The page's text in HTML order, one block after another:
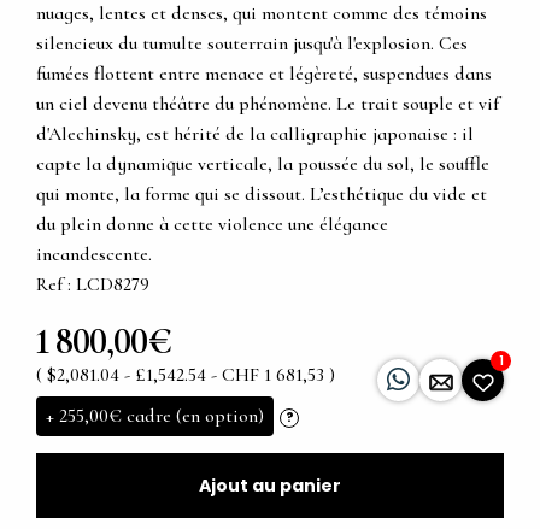
nuages, lentes et denses, qui montent comme des témoins
silencieux du tumulte souterrain jusqu'à l'explosion. Ces
fumées flottent entre menace et légèreté, suspendues dans
un ciel devenu théâtre du phénomène. Le trait souple et vif
d'Alechinsky, est hérité de la calligraphie japonaise : il
capte la dynamique verticale, la poussée du sol, le souffle
qui monte, la forme qui se dissout. L’esthétique du vide et
du plein donne à cette violence une élégance
incandescente.
Ref : LCD8279
1 800,00€
( $2,081.04 - £1,542.54 - CHF 1 681,53 )
+ 255,00€ cadre (en option) ?
1
Ajout au panier